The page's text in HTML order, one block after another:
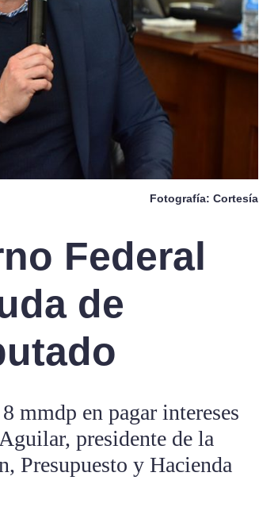
Fotografía: Cortesía
Federal
de
mmdp en pagar intereses
presidente de la
Presupuesto y Hacienda